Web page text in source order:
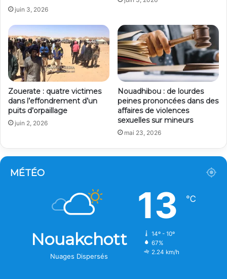
juin 3, 2026
Zouerate : quatre victimes
dans l’effondrement d’un
puits d’orpaillage
juin 2, 2026
Nouadhibou : de lourdes
peines prononcées dans des
affaires de violences
sexuelles sur mineurs
mai 23, 2026
MÉTÉO
Nouakchott
Nuages Dispersés
13 ℃
14º - 10º
67%
2.24 km/h